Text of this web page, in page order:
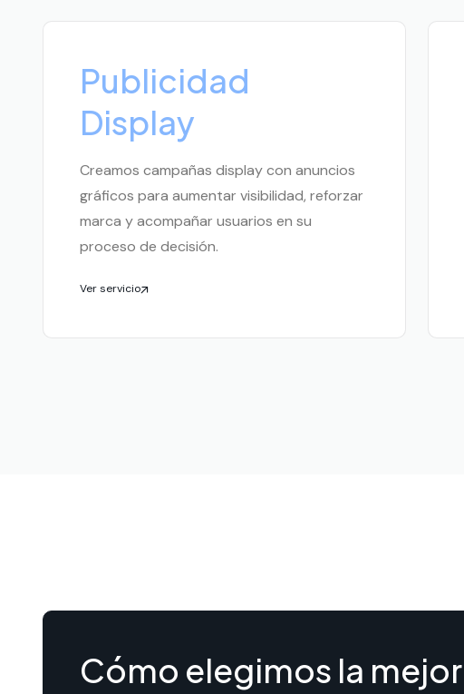
Publicidad
Display
Creamos campañas display con anuncios
gráficos para aumentar visibilidad, reforzar
marca y acompañar usuarios en su
proceso de decisión.
Ver servicio
Cómo elegimos la mejor